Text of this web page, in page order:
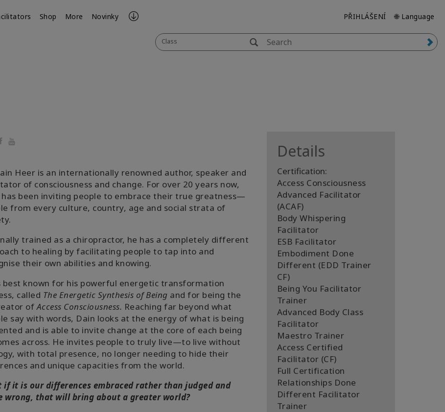
Shop More Novinky PŘIHLÁŠENÍ 🌐 Language
Class
YouTube
Heer is an internationally renowned author, speaker and
of consciousness and change. For over 20 years now,
has been inviting people to embrace their true greatness—
from every culture, country, age and social strata of
trained as a chiropractor, he has a completely different
to healing by facilitating people to tap into and
their own abilities and knowing.
best known for his powerful energetic transformation
called The Energetic Synthesis of Being and for being the
ofAccess Consciousness. Reaching far beyond what
say with words, Dain looks at the energy of what is being
and is able to invite change at the core of each being
across. He invites people to truly live—to live without
with total presence, no longer needing to hide their
and unique capacities from the world.
if it is our differences embraced rather than judged and
wrong, that will bring about a greater world?
Details
Certification:
Access Consciousness
Advanced Facilitator
(ACAF)
Body Whispering
Facilitator
ESB Facilitator
Embodiment Done
Different (EDD Trainer
CF)
Being You Facilitator
Trainer
Advanced Body Class
Facilitator
Maestro Trainer
Access Certified
Facilitator (CF)
Full Certification
Relationships Done
Different Facilitator
Trainer